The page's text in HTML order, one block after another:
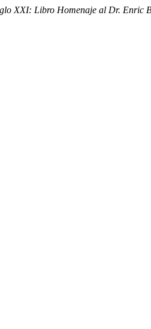
XXI: Libro Homenaje al Dr. Enric